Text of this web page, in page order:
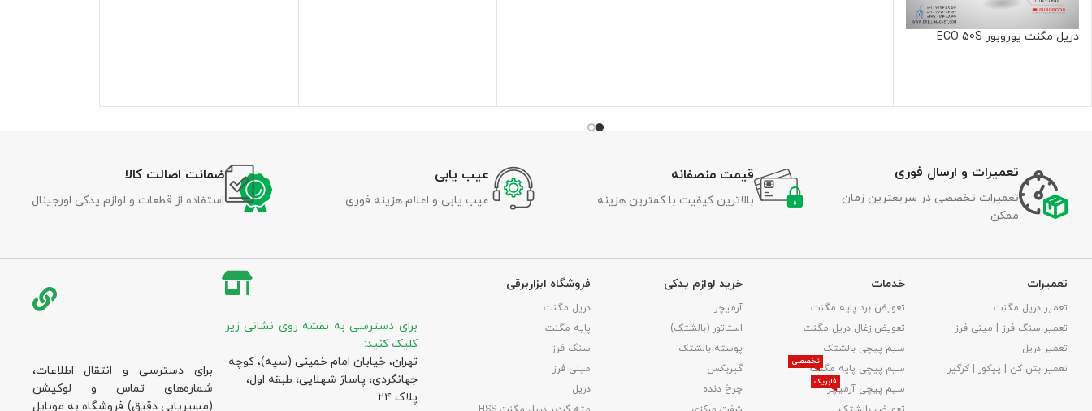
دریل مگنت یوروبور ECO 50S
تعمیرات و ارسال فوری
تعمیرات تخصصی در سریعترین زمان
ممکن
قیمت منصفانه
بالاترین کیفیت با کمترین هزینه
عیب یابی
عیب یابی و اعلام هزینه فوری
ضمانت اصالت کالا
استفاده از قطعات و لوازم یدکی اورجینال
تعمیرات
تعمیر دریل مگنت
تعمیر سنگ فرز | مینی فرز
تعمیر دریل
تعمیر بتن کن | پیکور | کرگیر
خدمات
تعویض برد پایه مگنت
تعویض زغال دریل مگنت
سیم پیچی بالشتک
سیم پیچی پایه مگنت
تخصصی
سیم پیچی آرمیچر
فابریک
خرید لوازم یدکی
آرمیچر
استاتور (بالشتک)
پوسته بالشتک
گیربکس
چرخ دنده
فروشگاه ابزاربرقی
دریل مگنت
پایه مگنت
سنگ فرز
مینی فرز
دریل
برای دسترسی به نقشه روی نشانی زیر
کلیک کنید:
تهران، خیابان امام خمینی (سپه)، کوچه
جهانگردی،‌ پاساژ شهلایی، طبقه اول،
پلاک ۲۴
برای دسترسی و انتقال اطلاعات،
شماره‌های تماس و لوکیشن
(مسیریابی دقیق) فروشگاه به موبایل